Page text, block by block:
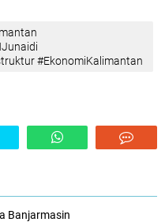
#EkonomiKalimantan
Banjarmasin